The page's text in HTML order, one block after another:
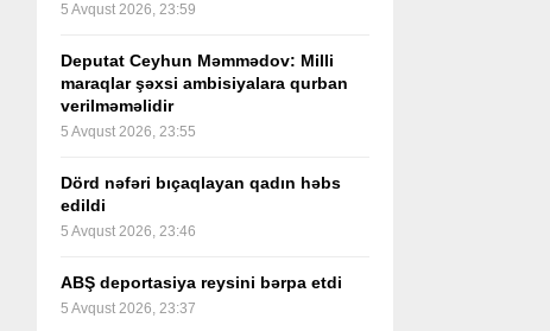
5 Avqust 2026, 23:59
Deputat Ceyhun Məmmədov: Milli
maraqlar şəxsi ambisiyalara qurban
verilməməlidir
5 Avqust 2026, 23:55
Dörd nəfəri bıçaqlayan qadın həbs
edildi
5 Avqust 2026, 23:46
ABŞ deportasiya reysini bərpa etdi
5 Avqust 2026, 23:37